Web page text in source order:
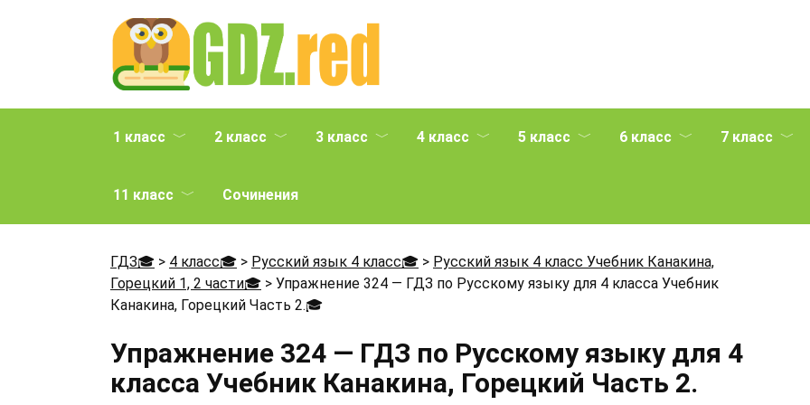
1 класс 2 класс 3 класс 4 класс 5 класс 6 класс 7 класс
11 класс Сочинения
ГДЗ🎓 > 4 класс🎓 > Русский язык 4 класс🎓 > Русский язык 4 класс Учебник Канакина,
Горецкий 1, 2 части🎓 > Упражнение 324 — ГДЗ по Русскому языку для 4 класса Учебник
Канакина, Горецкий Часть 2.🎓
Упражнение 324 — ГДЗ по Русскому языку для 4
класса Учебник Канакина, Горецкий Часть 2.